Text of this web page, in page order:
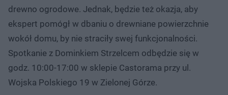
drewno ogrodowe. Jednak, będzie też okazja, aby
ekspert pomógł w dbaniu o drewniane powierzchnie
wokół domu, by nie straciły swej funkcjonalności.
Spotkanie z Dominkiem Strzelcem odbędzie się w
godz. 10:00-17:00 w sklepie Castorama przy ul.
Wojska Polskiego 19 w Zielonej Górze.